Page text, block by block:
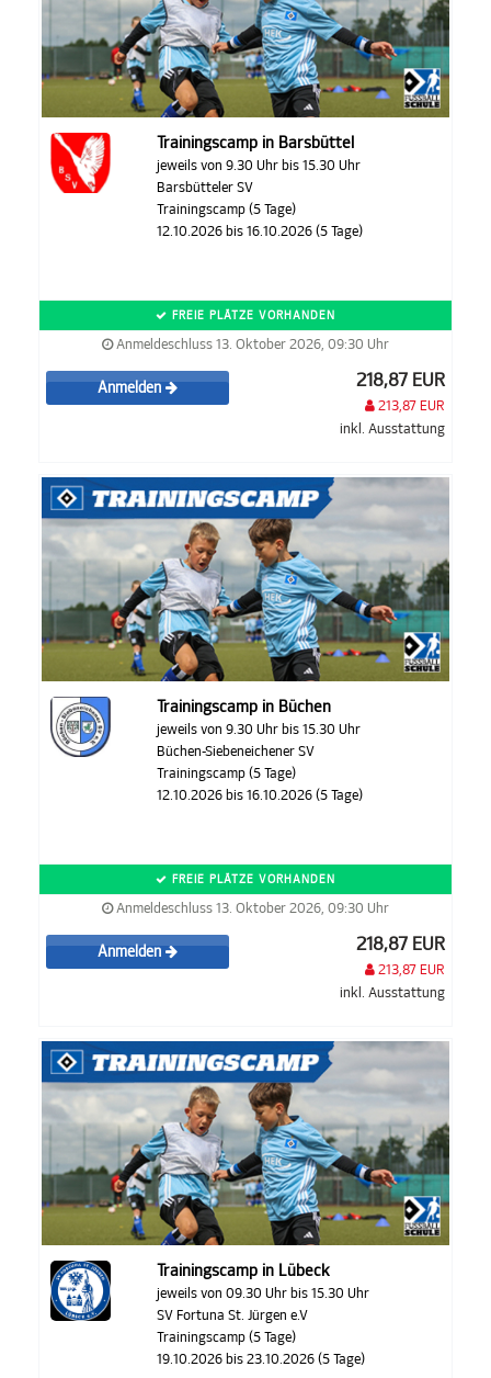
Trainingscamp in Barsbüttel
jeweils von 9.30 Uhr bis 15.30 Uhr
Barsbütteler SV
Trainingscamp (5 Tage)
12.10.2026 bis 16.10.2026 (5 Tage)
FREIE PLÄTZE VORHANDEN
Anmeldeschluss 13. Oktober 2026, 09:30 Uhr
Anmelden 218,87 EUR
213,87 EUR
inkl. Ausstattung
Trainingscamp in Büchen
jeweils von 9.30 Uhr bis 15.30 Uhr
Büchen-Siebeneichener SV
Trainingscamp (5 Tage)
12.10.2026 bis 16.10.2026 (5 Tage)
FREIE PLÄTZE VORHANDEN
Anmeldeschluss 13. Oktober 2026, 09:30 Uhr
Anmelden 218,87 EUR
213,87 EUR
inkl. Ausstattung
Trainingscamp in Lübeck
jeweils von 09.30 Uhr bis 15.30 Uhr
SV Fortuna St. Jürgen e.V
Trainingscamp (5 Tage)
19.10.2026 bis 23.10.2026 (5 Tage)